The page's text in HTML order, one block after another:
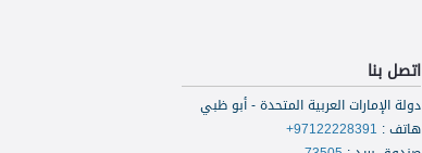
اتصل بنا
دولة الإمارات العربية المتحدة - أبو ظبي
هاتف:
+97122228391